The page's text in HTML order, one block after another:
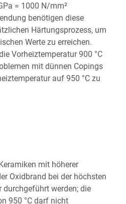
= 1000 N/mm²
benötigen diese
Härtungsprozess, um
Werte zu erreichen.
Vorheiztemperatur 900 °C
mit dünnen Copings
auf 950 °C zu
mit höherer
Oxidbrand bei der höchsten
durchgeführt werden; die
950 °C darf nicht